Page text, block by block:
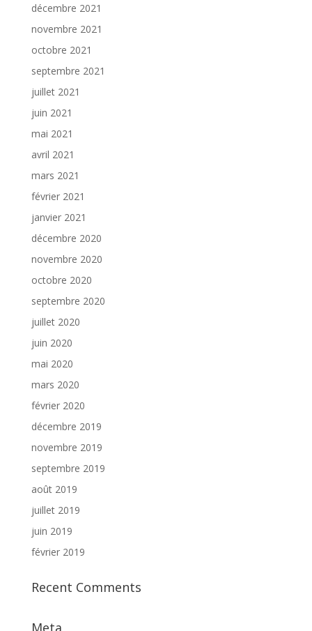
décembre 2021
novembre 2021
octobre 2021
septembre 2021
juillet 2021
juin 2021
mai 2021
avril 2021
mars 2021
février 2021
janvier 2021
décembre 2020
novembre 2020
octobre 2020
septembre 2020
juillet 2020
juin 2020
mai 2020
mars 2020
février 2020
décembre 2019
novembre 2019
septembre 2019
août 2019
juillet 2019
juin 2019
février 2019
Recent Comments
Meta